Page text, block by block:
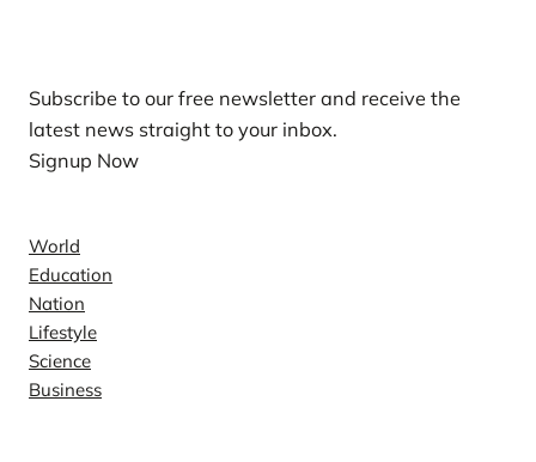
Subscribe to our free newsletter and receive the
latest news straight to your inbox.
Signup Now
World
Education
Nation
Lifestyle
Science
Business